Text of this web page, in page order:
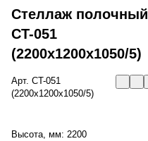
Стеллаж полочный
СT-051
(2200x1200x1050/5)
Арт. СT-051
(2200x1200x1050/5)
Высота, мм: 2200